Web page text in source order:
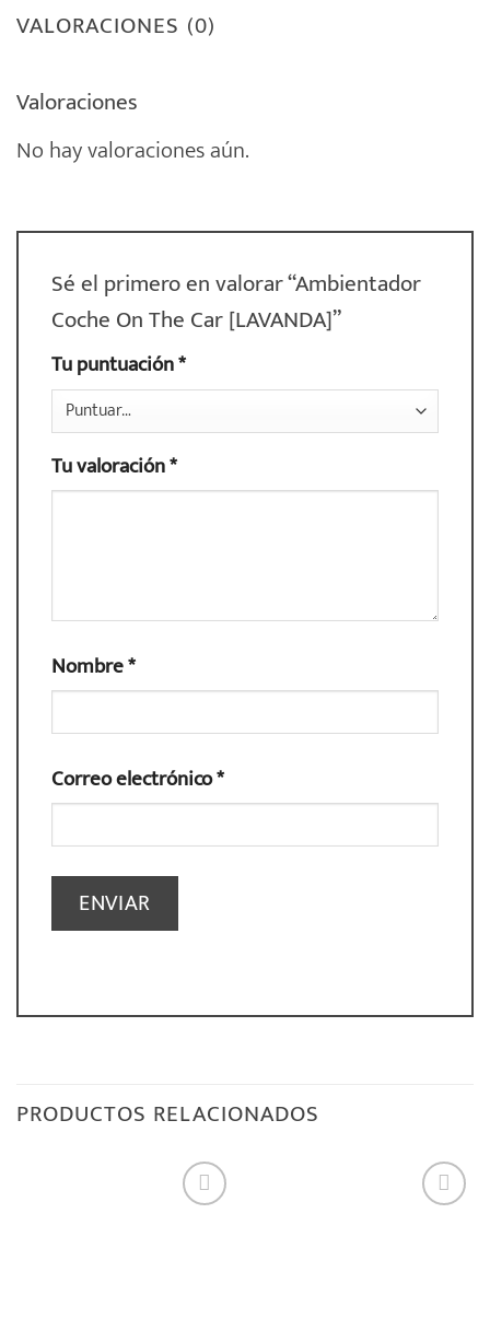
VALORACIONES (0)
Valoraciones
No hay valoraciones aún.
Sé el primero en valorar “Ambientador
Coche On The Car [LAVANDA]”
Tu puntuación*
Tu valoración*
Nombre*
Correo electrónico*
PRODUCTOS RELACIONADOS